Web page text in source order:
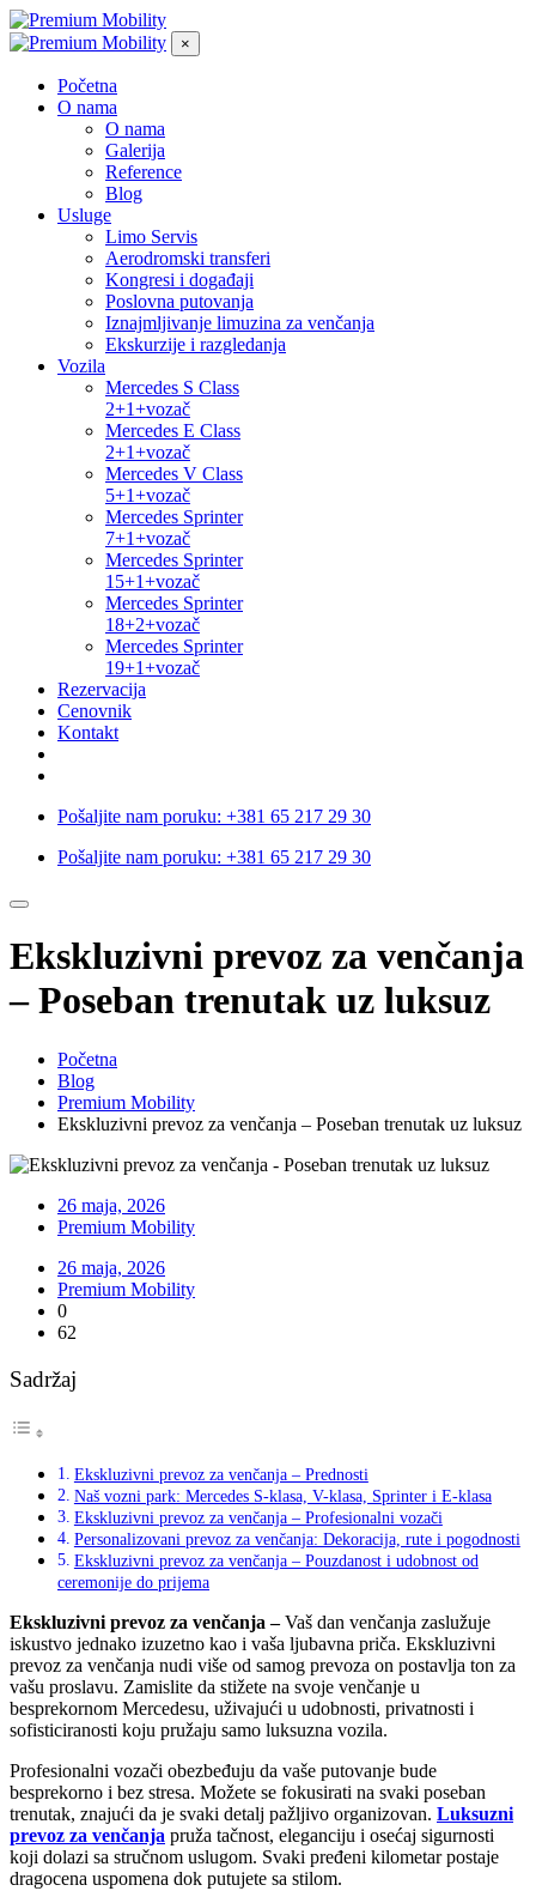
×
Početna
O nama
O nama
Galerija
Reference
Blog
Usluge
Limo Servis
Aerodromski transferi
Kongresi i događaji
Poslovna putovanja
Iznajmljivanje limuzina za venčanja
Ekskurzije i razgledanja
Vozila
Mercedes S Class
2+1+vozač
Mercedes E Class
2+1+vozač
Mercedes V Class
5+1+vozač
Mercedes Sprinter
7+1+vozač
Mercedes Sprinter
15+1+vozač
Mercedes Sprinter
18+2+vozač
Mercedes Sprinter
19+1+vozač
Rezervacija
Cenovnik
Kontakt
Pošaljite nam poruku: +381 65 217 29 30
Pošaljite nam poruku: +381 65 217 29 30
Ekskluzivni prevoz za venčanja
– Poseban trenutak uz luksuz
Početna
Blog
Premium Mobility
Ekskluzivni prevoz za venčanja – Poseban trenutak uz luksuz
26 maja, 2026
Premium Mobility
26 maja, 2026
Premium Mobility
0
62
Sadržaj
Ekskluzivni prevoz za venčanja – Prednosti
Naš vozni park: Mercedes S-klasa, V-klasa, Sprinter i E-klasa
Ekskluzivni prevoz za venčanja – Profesionalni vozači
Personalizovani prevoz za venčanja: Dekoracija, rute i pogodnosti
Ekskluzivni prevoz za venčanja – Pouzdanost i udobnost od
ceremonije do prijema
Ekskluzivni prevoz za venčanja –Vaš dan venčanja zaslužuje
iskustvo jednako izuzetno kao i vaša ljubavna priča. Ekskluzivni
prevoz za venčanja nudi više od samog prevoza on postavlja ton za
vašu proslavu. Zamislite da stižete na svoje venčanje u
besprekornom Mercedesu, uživajući u udobnosti, privatnosti i
sofisticiranosti koju pružaju samo luksuzna vozila.
Profesionalni vozači obezbeđuju da vaše putovanje bude
besprekorno i bez stresa. Možete se fokusirati na svaki poseban
trenutak, znajući da je svaki detalj pažljivo organizovan. Luksuzni
prevoz za venčanja pruža tačnost, eleganciju i osećaj sigurnosti
koji dolazi sa stručnom uslugom. Svaki pređeni kilometar postaje
dragocena uspomena dok putujete sa stilom.